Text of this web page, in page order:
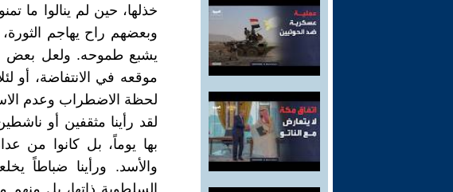
خذلها، حين لم ينالوا ما
وبعضهم راح يهاجم
يشبع طموحه. ولعل بعض
موقعه في الانتفاضة، أو
لحظة الاضطراب وعدم
لقد رأينا مثقفين أو
بها يوماً، بل كانوا من
والأسد. ورأينا ضباطاً
السلطوية ذاتها، بل